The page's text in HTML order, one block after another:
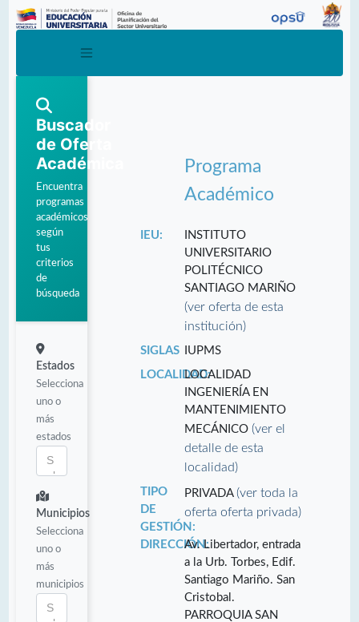
Buscador
de Oferta
Académica
Encuentra
programas
académicos
según
tus
criterios
de
búsqueda
Estados
Selecciona
uno o
más
estados
Municipios
Selecciona
uno o
más
municipios
Programa
Académico
IEU:
INSTITUTO
UNIVERSITARIO
POLITÉCNICO
SANTIAGO MARIÑO
(ver oferta de esta
institución)
SIGLAS
IUPMS
LOCALIDAD:LOCALIDAD
INGENIERÍA EN
MANTENIMIENTO
MECÁNICO(ver el
detalle de esta
localidad)
TIPO
DE
GESTIÓN:
PRIVADA(ver toda la
oferta oferta privada)
DIRECCIÓN:Av. Libertador, entrada
a la Urb. Torbes, Edif.
Santiago Mariño. San
Cristobal.
PARROQUIA SAN